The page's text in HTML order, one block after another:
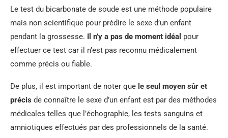
Le test du bicarbonate de soude est une méthode populaire
mais non scientifique pour prédire le sexe d’un enfant
pendant la grossesse. Il n’y a pas de moment idéal pour
effectuer ce test car il n’est pas reconnu médicalement
comme précis ou fiable.
De plus, il est important de noter que le seul moyen sûr et
précis de connaître le sexe d’un enfant est par des méthodes
médicales telles que l’échographie, les tests sanguins et
amniotiques effectués par des professionnels de la santé.